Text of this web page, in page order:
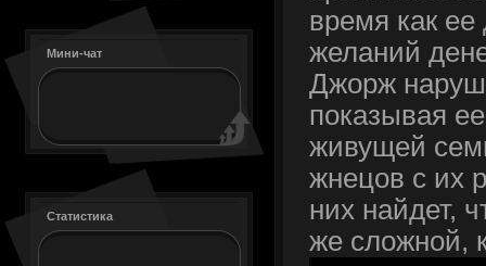
Мини-чат
Статистика
время как ее
желаний
Джорж
показывая
живущей
жнецов с их
них найдет,
же сложной,